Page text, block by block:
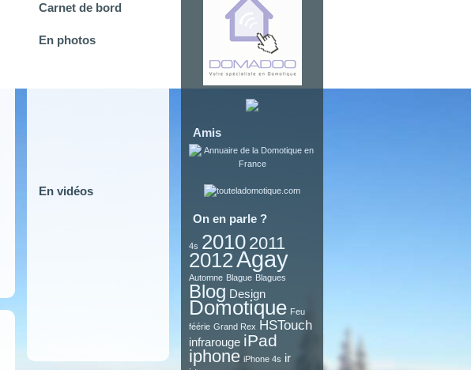
Carnet de bord
En photos
En vidéos
Amis
On en parle ?
4s 2010 2011
2012Agay
Automne Blague Blagues
Blog Design
Domotique Feu
féérie Grand Rex HSTouch
infrarouge iPad
iphone iPhone 4s ir